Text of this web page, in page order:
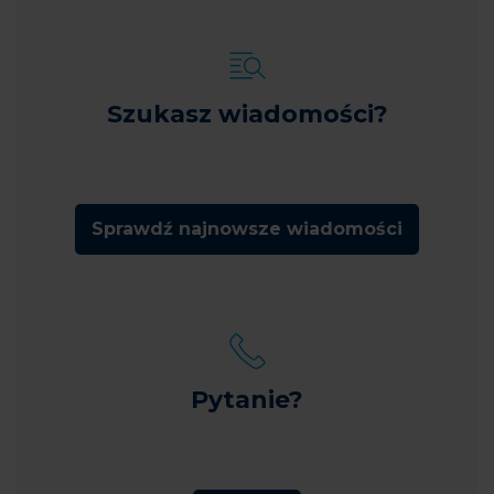
Szukasz wiadomości?
Sprawdź najnowsze wiadomości
Pytanie?